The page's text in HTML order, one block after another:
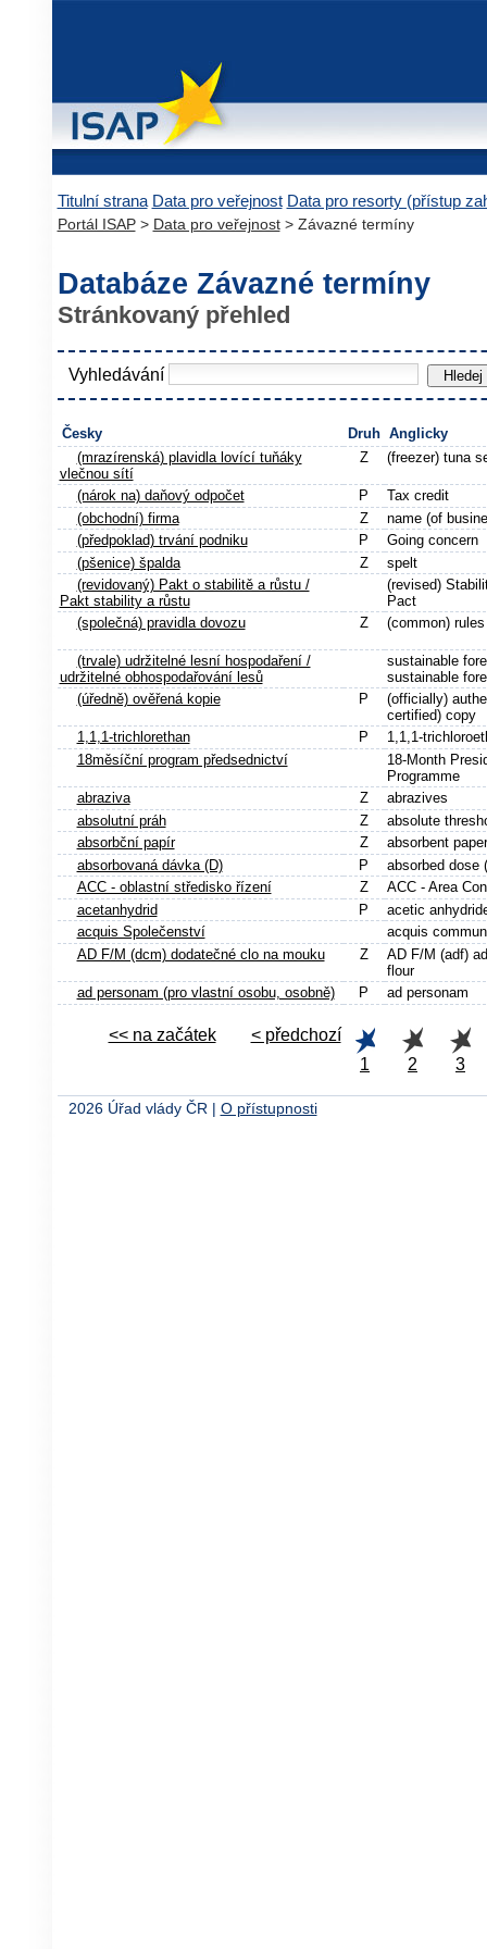
Titulní strana Data pro veřejnost Data pro resorty (přístup
Portál ISAP> Data pro veřejnost> Závazné termíny
Databáze Závazné termíny
Stránkovaný přehled
Vyhledávání
Česky Druh Anglicky
(mrazírenská) plavidla lovící tuňáky
vlečnou sítí
Z (freezer) tuna
(nárok na) daňový odpočet P
Tax credit
(obchodní) firma
Z
name (of
(předpoklad) trvání podniku
P
Going concern
(pšenice) špalda
Z
spelt
(revidovaný) Pakt o stabilitě a růstu /
Pakt stability a růstu
(revised)
Pact
(společná) pravidla dovozu
Z (common)
(trvale) udržitelné lesní hospodaření /
udržitelné obhospodařování lesů
sustainable
sustainable
(úředně) ověřená kopie
P
(officially)
certified) copy
1,1,1-trichlorethan
P
1,1,1-
18měsíční program předsednictví
18-Month
Programme
abraziva
Z
abrazives
absolutní práh
Z
absolute
absorbční papír
Z
absorbent paper
absorbovaná dávka (D)
P
absorbed dose
ACC - oblastní středisko řízení
Z
ACC - Area
acetanhydrid
P
acetic
acquis Společenství
acquis
AD F/M (dcm) dodatečné clo na mouku
Z
AD F/M (adf)
flour
ad personam (pro vlastní osobu, osobně)
P ad personam
<< na začátek
< předchozí
1
2 3
2026 Úřad vlády ČR | O přístupnosti